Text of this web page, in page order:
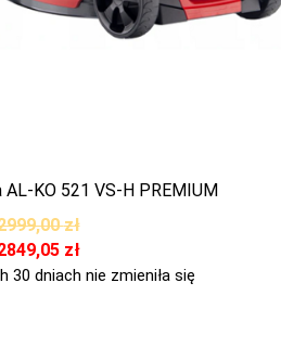
AL-KO 521 VS-H PREMIUM
zł
zł
30 dniach nie zmieniła się